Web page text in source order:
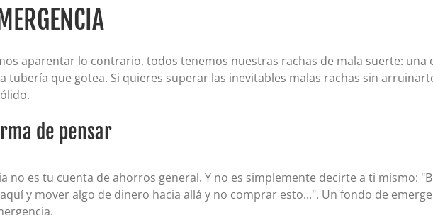
aparentar lo contrario, todos tenemos nuestras rachas de mala suerte: una
tubería que gotea. Si quieres superar las inevitables malas rachas sin
de pensar
no es tu cuenta de ahorros general. Y no es simplemente decirte a ti mismo:
y mover algo de dinero hacia allá y no comprar esto...". Un fondo de